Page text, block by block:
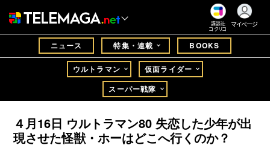
講談社
コクリコ
マイページ
ニュース 特集・連載 BOOKS
ウルトラマン
仮面ライダー
スーパー戦隊
４月16日 ウルトラマン80 失恋した少年が出
現させた怪獣・ホーはどこへ行くのか？